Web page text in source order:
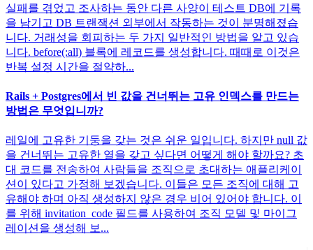
실패를 겪었고 조사하는 동안 다른 사양이 테스트 DB에 기록
을 남기고 DB 트랜잭션 외부에서 작동하는 것이 분명해졌습
니다. 거래성을 회피하는 두 가지 일반적인 방법을 알고 있습
니다. before(:all) 블록에 레코드를 생성합니다. 때때로 이것은
반복 설정 시간을 절약하...
Rails + Postgres에서 빈 값을 건너뛰는 고유 인덱스를 만드는
방법은 무엇입니까?
레일에 고유한 기둥을 갖는 것은 쉬운 일입니다. 하지만 null 값
을 건너뛰는 고유한 열을 갖고 싶다면 어떻게 해야 할까요? 초
대 코드를 전송하여 사람들을 조직으로 초대하는 애플리케이
션이 있다고 가정해 보겠습니다. 이들은 모든 조직에 대해 고
유해야 하며 아직 생성하지 않은 경우 비어 있어야 합니다. 이
를 위해 invitation_code 필드를 사용하여 조직 모델 및 마이그
레이션을 생성해 보...